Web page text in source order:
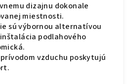
dizajnu dokonale
miestnosti.
sú výbornou alternatívou
podlahového
vzduchu poskytujú